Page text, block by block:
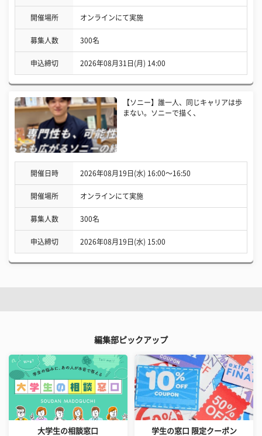
開催場所 オンラインにて実施
募集人数 300名
申込締切 2026年08月31日(月) 14:00
【ソニー】誰一人、同じキャリアは歩
まない。ソニーで描く、
開催日時 2026年08月19日(水) 16:00〜16:50
開催場所 オンラインにて実施
募集人数 300名
申込締切 2026年08月19日(水) 15:00
編集部ピックアップ
大学生の相談窓口 学生の窓口 限定クーポン